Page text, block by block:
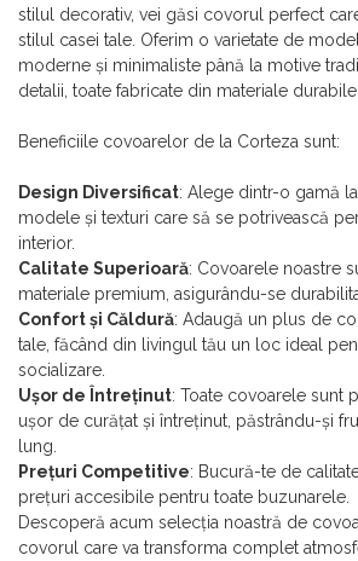
stilul decorativ, vei găsi covorul perfect
stilul casei tale. Oferim o varietate de
moderne și minimaliste până la motive
detalii, toate fabricate din materiale
Beneficiile covoarelor de la Corteza sunt:
Design Diversificat: Alege dintr-o gamă
modele și texturi care să se potrivească
interior.
Calitate Superioară: Covoarele noastre
materiale premium, asigurându-se
Confort și Căldură: Adaugă un plus de
tale, făcând din livingul tău un loc ideal
socializare.
Ușor de Întreținut: Toate covoarele sunt
ușor de curățat și întreținut, păstrându-și
lung.
Prețuri Competitive: Bucură-te de
prețuri accesibile pentru toate buzunarele.
Descoperă acum selecția noastră de
covorul care va transforma complet